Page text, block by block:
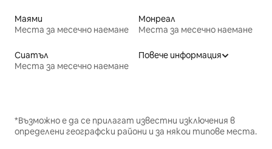
Маями
Места за месечно наемане
Монреал
Места за месечно наемане
Сиатъл
Места за месечно наемане
Повече информация
*Възможно е да се прилагат известни изключения в
определени географски райони и за някои типове места.